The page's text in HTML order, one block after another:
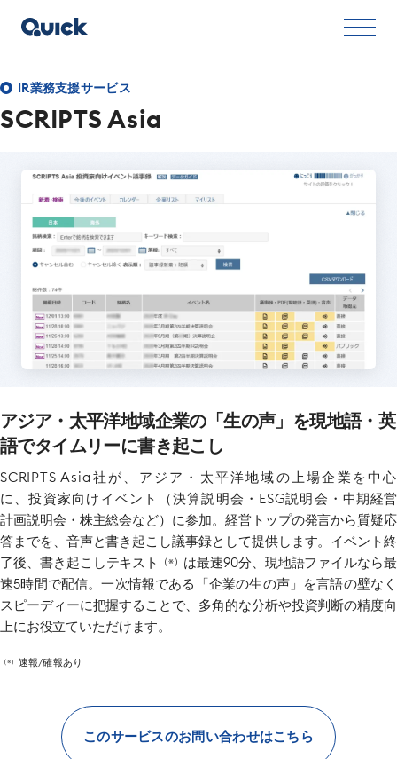
キッ
プ
IR業務支援サービス
SCRIPTS Asia
アジア・太平洋地域企業の「生の声」を現地語・英
語でタイムリーに書き起こし
SCRIPTS Asia社が、アジア・太平洋地域の上場企業を中心
に、投資家向けイベント（決算説明会・ESG説明会・中期経営
計画説明会・株主総会など）に参加。経営トップの発言から質疑応
答までを、音声と書き起こし議事録として提供します。イベント終
了後、書き起こしテキスト
（※） は最速90分、現地語ファイルなら最
速5時間で配信。一次情報である「企業の生の声」を言語の壁なく
スピーディーに把握することで、多角的な分析や投資判断の精度向
上にお役立ていただけます。
（※） 速報/確報あり
このサービスのお問い合わせはこちら